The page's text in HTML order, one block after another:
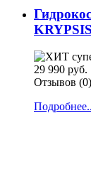
29 990 руб.
Отзывов (0)